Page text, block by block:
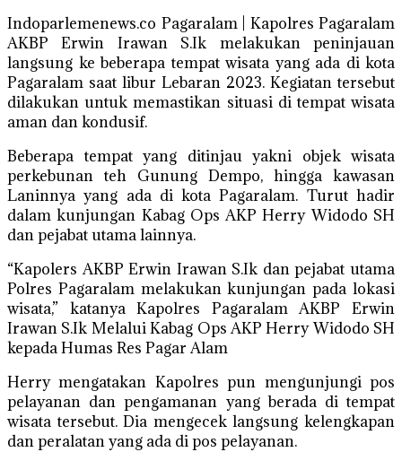
Indoparlemenews.co Pagaralam | Kapolres Pagaralam
AKBP Erwin Irawan S.Ik melakukan peninjauan
langsung ke beberapa tempat wisata yang ada di kota
Pagaralam saat libur Lebaran 2023. Kegiatan tersebut
dilakukan untuk memastikan situasi di tempat wisata
aman dan kondusif.
Beberapa tempat yang ditinjau yakni objek wisata
perkebunan teh Gunung Dempo, hingga kawasan
Laninnya yang ada di kota Pagaralam. Turut hadir
dalam kunjungan Kabag Ops AKP Herry Widodo SH
dan pejabat utama lainnya.
“Kapolers AKBP Erwin Irawan S.Ik dan pejabat utama
Polres Pagaralam melakukan kunjungan pada lokasi
wisata,” katanya Kapolres Pagaralam AKBP Erwin
Irawan S.Ik Melalui Kabag Ops AKP Herry Widodo SH
kepada Humas Res Pagar Alam
Herry mengatakan Kapolres pun mengunjungi pos
pelayanan dan pengamanan yang berada di tempat
wisata tersebut. Dia mengecek langsung kelengkapan
dan peralatan yang ada di pos pelayanan.